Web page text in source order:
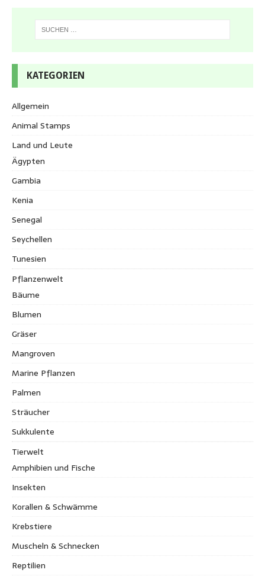
KATEGORIEN
Allgemein
Animal Stamps
Land und Leute
Ägypten
Gambia
Kenia
Senegal
Seychellen
Tunesien
Pflanzenwelt
Bäume
Blumen
Gräser
Mangroven
Marine Pflanzen
Palmen
Sträucher
Sukkulente
Tierwelt
Amphibien und Fische
Insekten
Korallen & Schwämme
Krebstiere
Muscheln & Schnecken
Reptilien